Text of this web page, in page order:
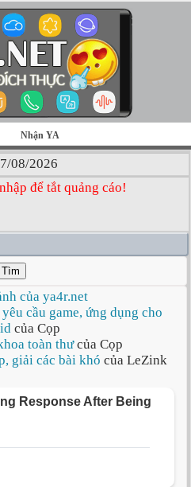
Nhận YA
08/2026
để tắt quảng cáo!
Tìm
của ya4r.net
cầu game, ứng dụng cho
của Cọp
toàn thưcủa Cọp
giải các bài khó của LeZink